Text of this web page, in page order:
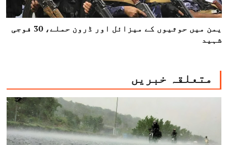
یمن میں حوثیوں کے میزائل اور ڈرون حملے، 30 فوجی
شہید
متعلقہ خبریں